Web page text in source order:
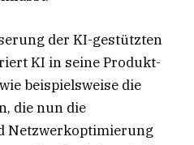
der KI-gestützten
KI in seine Produkt-
beispielsweise die
die nun die
Netzwerkoptimierung